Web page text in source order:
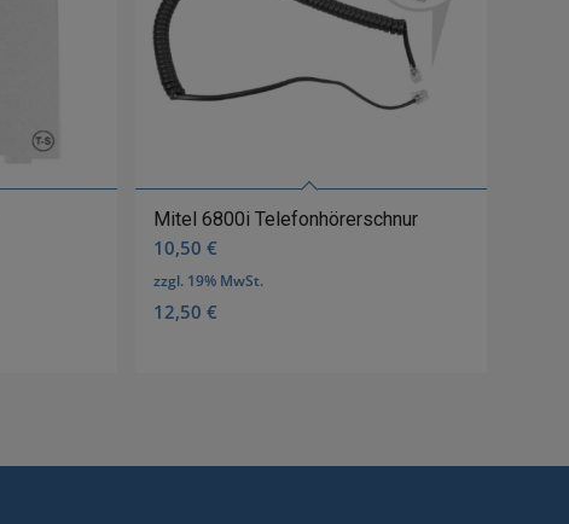
Mitel 6800i Telefonhörerschnur
10,50 €
zzgl. 19% MwSt.
12,50 €